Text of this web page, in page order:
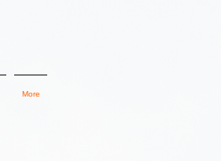
More